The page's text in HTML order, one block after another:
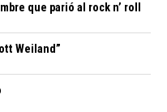
que parió al rock n’ roll
Weiland”